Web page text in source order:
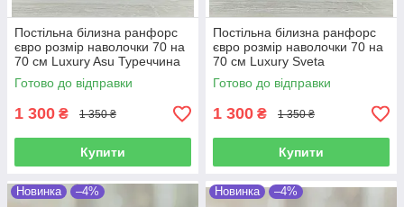
Постільна білизна ранфорс
євро розмір наволочки 70 на
70 см Luxury Asu Туреччина
Готово до відправки
1 300 ₴ 1 350 ₴
Купити
Постільна білизна ранфорс
євро розмір наволочки 70 на
70 см Luxury Sveta
Туреччина
Готово до відправки
1 300 ₴ 1 350 ₴
Купити
Новинка –4% Новинка –4%